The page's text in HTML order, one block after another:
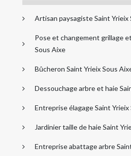
Artisan paysagiste Saint Yrieix
Pose et changement grillage
Sous Aixe
Bûcheron Saint Yrieix Sous
Dessouchage arbre et haie
Entreprise élagage Saint Yrieix
Jardinier taille de haie Saint
Entreprise abattage arbre